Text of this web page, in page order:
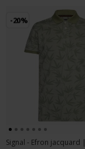
-20%